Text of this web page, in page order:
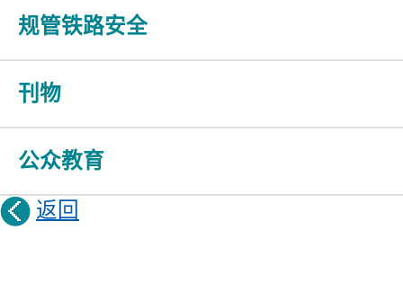
规管铁路安全
刊物
公众教育
返回